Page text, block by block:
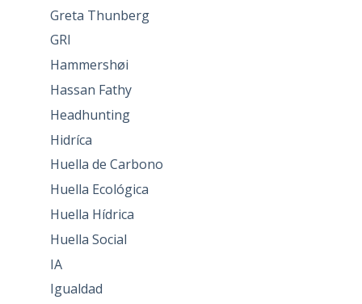
Greta Thunberg
GRI
Hammershøi
Hassan Fathy
Headhunting
Hidríca
Huella de Carbono
Huella Ecológica
Huella Hídrica
Huella Social
IA
Igualdad